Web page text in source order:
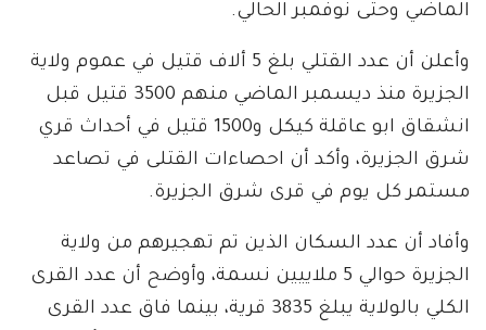
الماضي وحتى نوفمبر الحالي.
وأعلن أن عدد القتلي بلغ 5 ألاف قتيل في عموم ولاية
الجزيرة منذ ديسمبر الماضي منهم 3500 قتيل قبل
انشقاق ابو عاقلة كيكل و1500 قتيل في أحداث قري
شرق الجزيرة، وأكد أن احصاءات القتلى في تصاعد
مستمر كل يوم في قرى شرق الجزيرة.
وأفاد أن عدد السكان الذين تم تهجيرهم من ولاية
الجزيرة حوالي 5 ملاييين نسمة، وأوضح أن عدد القرى
الكلي بالولاية يبلغ 3835 قرية، بينما فاق عدد القرى